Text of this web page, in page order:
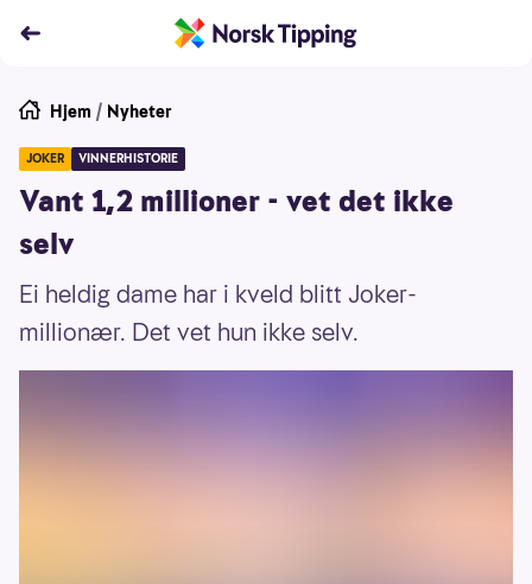
Hjem / Nyheter
JOKER VINNERHISTORIE
Vant 1,2 millioner - vet det ikke
selv
Ei heldig dame har i kveld blitt Joker-
millionær. Det vet hun ikke selv.